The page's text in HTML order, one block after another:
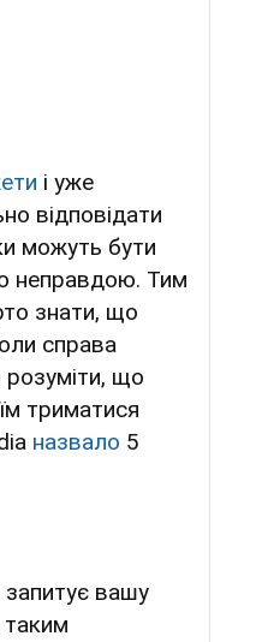
і уже
відповідати
можуть бути
неправдою. Тим
знати, що
справа
розуміти, що
триматися
назвало 5
вашу
таким